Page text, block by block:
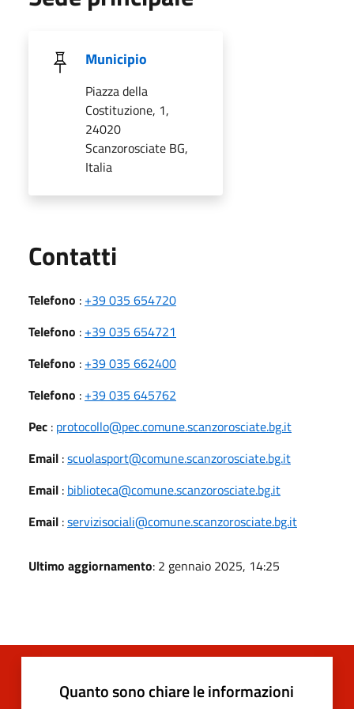
Municipio
Piazza della
Costituzione, 1,
24020
Scanzorosciate BG,
Italia
Contatti
Telefono : +39 035 654720
Telefono : +39 035 654721
Telefono : +39 035 662400
Telefono : +39 035 645762
Pec : protocollo@pec.comune.scanzorosciate.bg.it
Email :scuolasport@comune.scanzorosciate.bg.it
Email : biblioteca@comune.scanzorosciate.bg.it
Email :servizisociali@comune.scanzorosciate.bg.it
Ultimo aggiornamento: 2 gennaio 2025, 14:25
Quanto sono chiare le informazioni